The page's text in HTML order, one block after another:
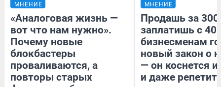
МНЕНИЕ
«Аналоговая жизнь —
вот что нам нужно».
Почему новые
блокбастеры
проваливаются, а
повторы старых
МНЕНИЕ
Продашь за
заплатишь с
бизнесменам
новый закон о
— он коснется
и даже